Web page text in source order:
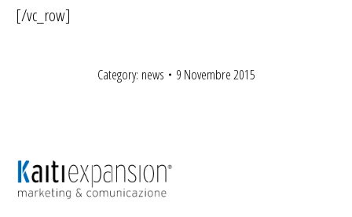
[/vc_row]
Category: news 9 Novembre 2015